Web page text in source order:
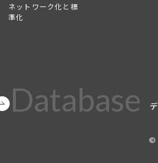
ネットワーク化と標
準化
Database
©︎